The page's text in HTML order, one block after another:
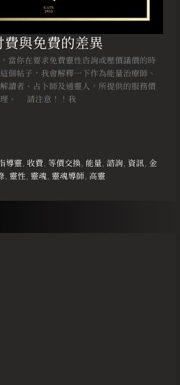
與免費的差異
當你在要求免費靈性咨詢或壓價議價的時
個帖子，我會解釋一下作為能量治療師、
讀者、占卜師及通靈人，所提供的服務價
。 ⠀ 請注意！！我
導靈, 收費, 等價交換, 能量,諮詢, 資訊,金
,靈性,靈魂,靈魂導師, 高靈